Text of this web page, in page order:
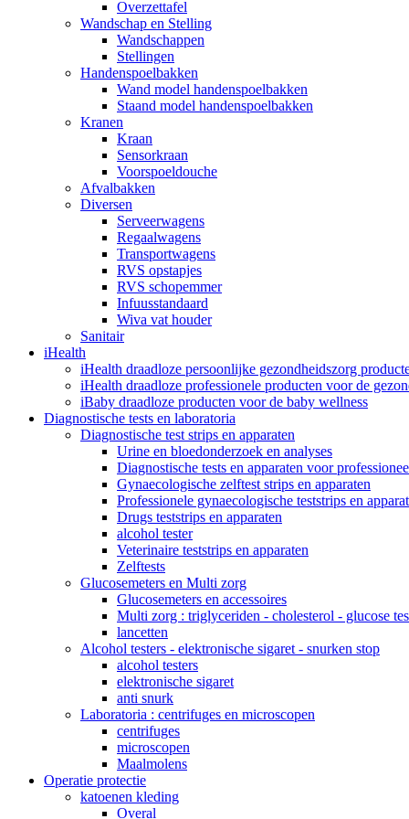
Overzettafel
Wandschap en Stelling
Wandschappen
Stellingen
Handenspoelbakken
Wand model handenspoelbakken
Staand model handenspoelbakken
Kranen
Kraan
Sensorkraan
Voorspoeldouche
Afvalbakken
Diversen
Serveerwagens
Regaalwagens
Transportwagens
RVS opstapjes
RVS schopemmer
Infuusstandaard
Wiva vat houder
Sanitair
iHealth
iHealth draadloze persoonlijke gezondheidszorg
iHealth draadloze professionele producten voor de
iBaby draadloze producten voor de baby wellness
Diagnostische tests en laboratoria
Diagnostische test strips en apparaten
Urine en bloedonderzoek en analyses
Diagnostische tests en apparaten voor
Gynaecologische zelftest strips en apparaten
Professionele gynaecologische teststrips en
Drugs teststrips en apparaten
alcohol tester
Veterinaire teststrips en apparaten
Zelftests
Glucosemeters en Multi zorg
Glucosemeters en accessoires
Multi zorg : triglyceriden - cholesterol - glucose
lancetten
Alcohol testers - elektronische sigaret - snurken stop
alcohol testers
elektronische sigaret
anti snurk
Laboratoria : centrifuges en microscopen
centrifuges
microscopen
Maalmolens
Operatie protectie
katoenen kleding
Overal